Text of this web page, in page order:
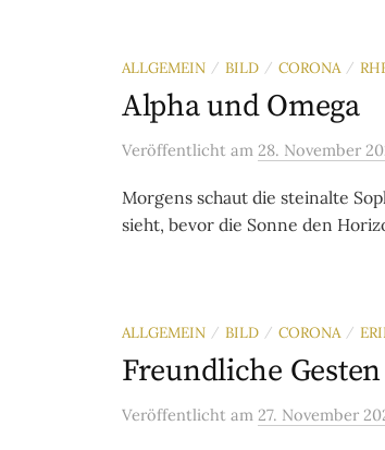
ALLGEMEIN / BILD / CORONA /
Alpha und Omega
Veröffentlicht am 28. November
Morgens schaut die steinalte
sieht, bevor die Sonne den
ALLGEMEIN / BILD / CORONA /
Freundliche Gesten
Veröffentlicht am 27. November